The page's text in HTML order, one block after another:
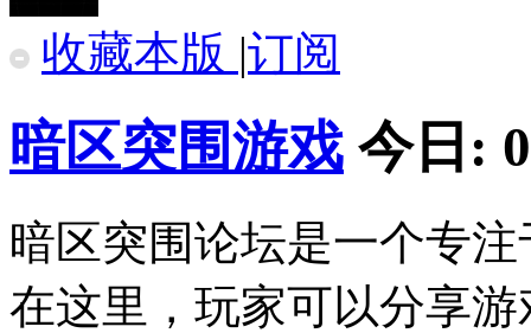
收藏本版 |订阅
暗区突围游戏 今日: 0
暗区突围论坛是一个专
在这里，玩家可以分享